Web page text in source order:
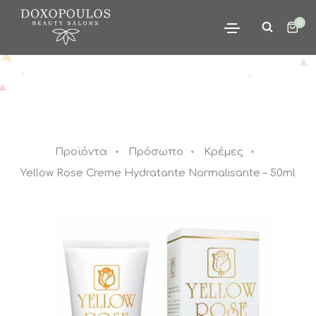
0
Προϊόντα Πρόσωπο
Κρέμες
Yellow Rose Creme Hydratante Normalisante – 50ml